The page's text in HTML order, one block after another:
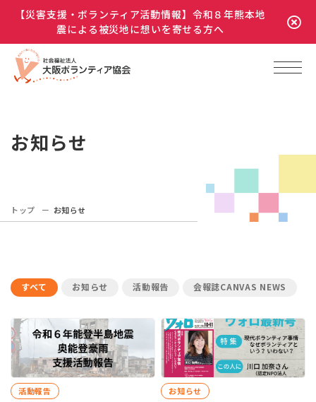
【災害支援・ボランティア活動情報】令和８年熊本地
震による被災地に想いを寄せる方へ
お知らせ
トップ お知らせ
すべて お知らせ 活動報告 会報誌CANVAS NEWS
活動報告 お知らせ